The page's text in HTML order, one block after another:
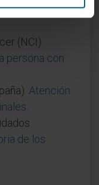
son los
(NCI).
persona con
Atención
de los